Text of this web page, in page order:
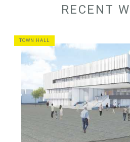
RECENT
TOWN HALL